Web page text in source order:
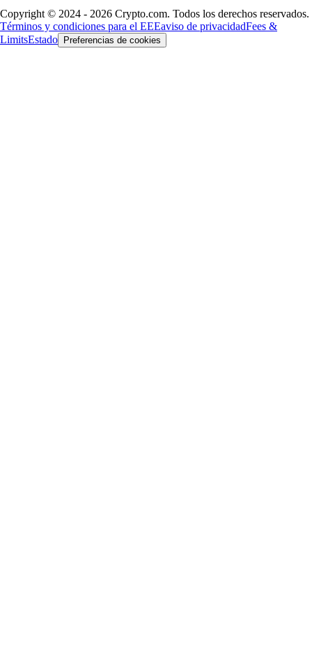
Copyright © 2024 - 2026 Crypto.com. Todos los derechos reservados.
Términos y condiciones para el EEEaviso de privacidadFees &
LimitsEstado Preferencias de cookies